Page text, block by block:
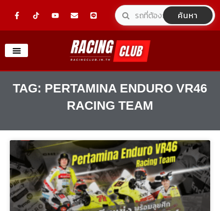
F
a
e
o
o
-
o
t
n
e
l
o
p
e
L
i
e
ค้นหา
TAG: PERTAMINA ENDURO VR46
RACING TEAM